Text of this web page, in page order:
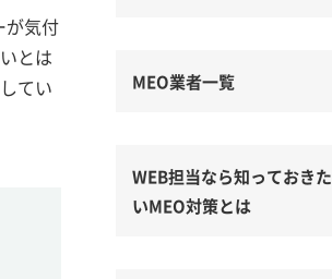
が気付
とは
てい
MEO業者一覧
WEB担当なら知っておきた
いMEO対策とは